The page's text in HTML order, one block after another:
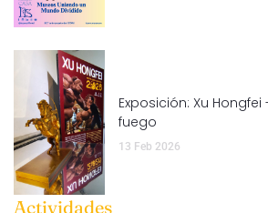
Exposición: Xu
fuego
13 Feb 2026
Actividades